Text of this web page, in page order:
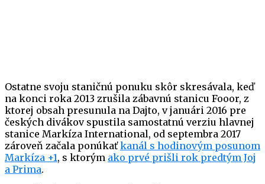
Ostatne svoju staničnú ponuku skôr skresávala, keď
na konci roka 2013 zrušila zábavnú stanicu Fooor, z
ktorej obsah presunula na Dajto, v januári 2016 pre
českých divákov spustila samostatnú verziu hlavnej
stanice Markíza International, od septembra 2017
zároveň začala ponúkaťkanál s hodinovým posunom
Markíza +1, s ktorým ako prvé prišli rok predtým Joj
a Prima.